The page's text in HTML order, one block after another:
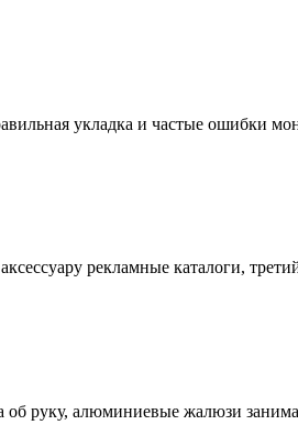
укладка и частые ошибки
рекламные каталоги,
об руку, алюминиевые жалюзи